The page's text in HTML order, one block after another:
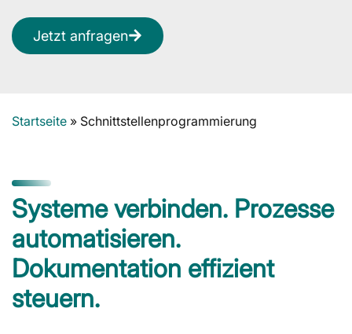
Jetzt anfragen
Startseite » Schnittstellenprogrammierung
Systeme verbinden. Prozesse
automatisieren.
Dokumentation effizient
steuern.